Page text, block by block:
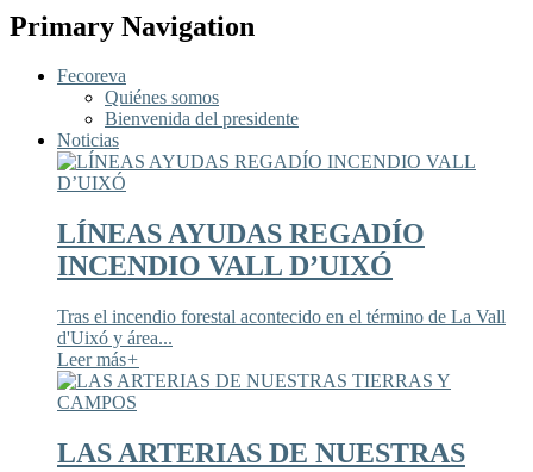
Primary Navigation
Fecoreva
Quiénes somos
Bienvenida del presidente
Noticias
LÍNEAS AYUDAS REGADÍO
INCENDIO VALL D’UIXÓ
Tras el incendio forestal acontecido en el término de La Vall
d'Uixó y área...
Leer más+
LAS ARTERIAS DE NUESTRAS